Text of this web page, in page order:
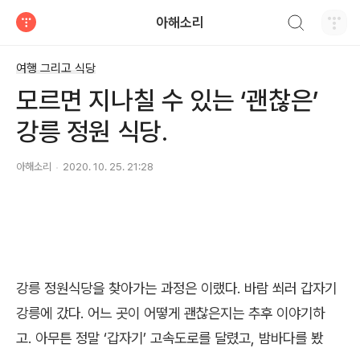
아해소리
여행 그리고 식당
모르면 지나칠 수 있는 ‘괜찮은’
강릉 정원 식당.
아해소리 2020. 10. 25. 21:28
강릉 정원식당을 찾아가는 과정은 이랬다. 바람 쐬러 갑자기
강릉에 갔다. 어느 곳이 어떻게 괜찮은지는 추후 이야기하
고. 아무튼 정말 ‘갑자기 ’ 고속도로를 달렸고, 밤바다를 봤